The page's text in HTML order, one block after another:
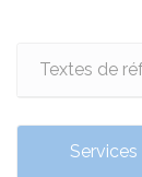
Textes de